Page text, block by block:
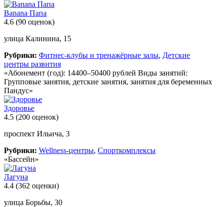
Banana Папа
4.6 (90 оценок)
улица Калинина, 15
Рубрики: Фитнес-клубы и тренажёрные залы, Детские
центры развития
«Абонемент (год): 14400–50400 рублей Виды занятий:
Групповые занятия, детские занятия, занятия для беременных
Пандус»
Здоровье
4.5 (200 оценок)
проспект Ильича, 3
Рубрики: Wellness-центры, Спорткомплексы
«Бассейн»
Лагуна
4.4 (362 оценки)
улица Борьбы, 30